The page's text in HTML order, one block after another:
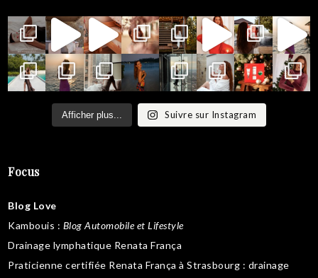
Afficher plus... Suivre sur Instagram
Focus
Blog Love
Kambouis : Blog Automobile et Lifestyle
Drainage lymphatique Renata França
Praticienne certifiée Renata França à Strasbourg : drainage